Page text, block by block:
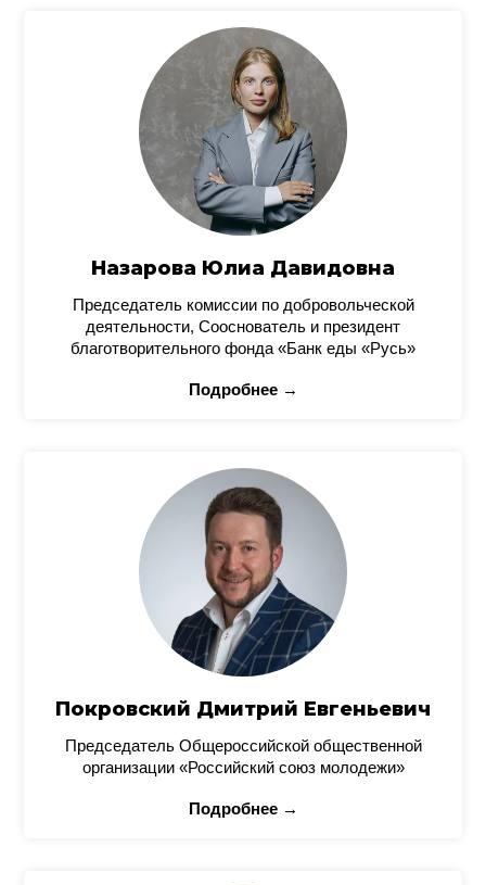
Назарова Юлиа Давидовна
Председатель комиссии по добровольческой
деятельности, Сооснователь и президент
благотворительного фонда «Банк еды «Русь»
Подробнее →
Покровский Дмитрий Евгеньевич
Председатель Общероссийской общественной
организации «Российский союз молодежи»
Подробнее →